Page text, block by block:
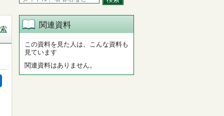
関連資料
この資料を見た人は、こんな資料も
見ています
関連資料はありません。